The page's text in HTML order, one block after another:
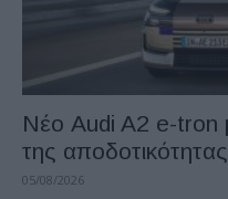
Νέο Audi A2 e-tron
της αποδοτικότητας
05/08/2026